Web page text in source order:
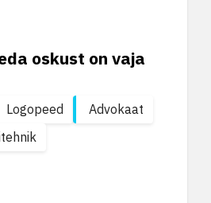
oskust on vaja
Logopeed
Advokaat